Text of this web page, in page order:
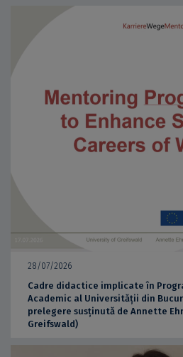
28/07/2026
Cadre didactice implicate în
Academic al Universității din
prelegere susținută de Annette
Greifswald)